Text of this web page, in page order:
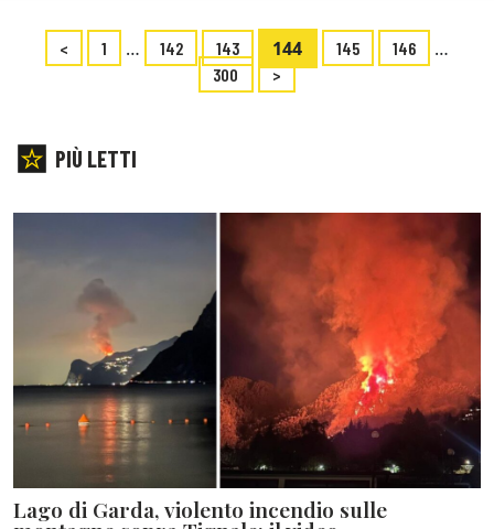
< 1 … 142 143 144 145 146 …
300 >
PIÙ LETTI
Lago di Garda, violento incendio sulle